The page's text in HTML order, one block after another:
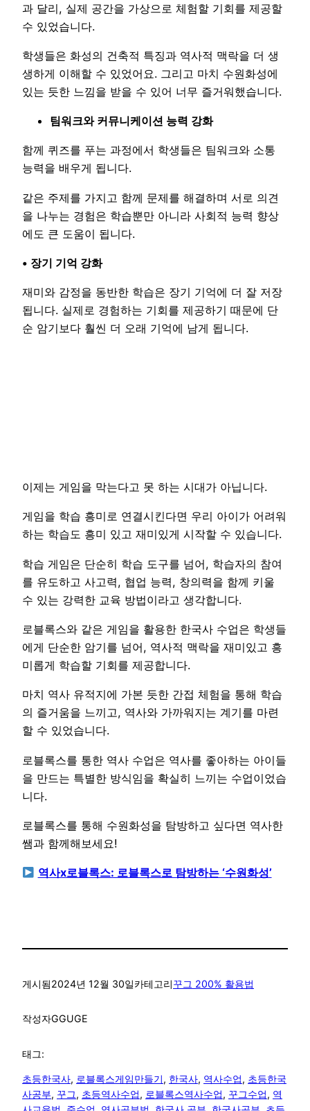
과 달리, 실제 공간을 가상으로 체험할 기회를 제공할
수 있었습니다.
학생들은 화성의 건축적 특징과 역사적 맥락을 더 생
생하게 이해할 수 있었어요. 그리고 마치 수원화성에
있는 듯한 느낌을 받을 수 있어 너무 즐거워했습니다.
팀워크와 커뮤니케이션 능력 강화
함께 퀴즈를 푸는 과정에서 학생들은 팀워크와 소통
능력을 배우게 됩니다.
같은 주제를 가지고 함께 문제를 해결하며 서로 의견
을 나누는 경험은 학습뿐만 아니라 사회적 능력 향상
에도 큰 도움이 됩니다.
• 장기 기억 강화
재미와 감정을 동반한 학습은 장기 기억에 더 잘 저장
됩니다. 실제로 경험하는 기회를 제공하기 때문에 단
순 암기보다 훨씬 더 오래 기억에 남게 됩니다.
이제는 게임을 막는다고 못 하는 시대가 아닙니다.
게임을 학습 흥미로 연결시킨다면 우리 아이가 어려워
하는 학습도 흥미 있고 재미있게 시작할 수 있습니다.
학습 게임은 단순히 학습 도구를 넘어, 학습자의 참여
를 유도하고 사고력, 협업 능력, 창의력을 함께 키울
수 있는 강력한 교육 방법이라고 생각합니다.
로블록스와 같은 게임을 활용한 한국사 수업은 학생들
에게 단순한 암기를 넘어, 역사적 맥락을 재미있고 흥
미롭게 학습할 기회를 제공합니다.
마치 역사 유적지에 가본 듯한 간접 체험을 통해 학습
의 즐거움을 느끼고, 역사와 가까워지는 계기를 마련
할 수 있었습니다.
로블록스를 통한 역사 수업은 역사를 좋아하는 아이들
을 만드는 특별한 방식임을 확실히 느끼는 수업이었습
니다.
로블록스를 통해 수원화성을 탐방하고 싶다면 역사한
쌤과 함께해보세요!
역사x로블록스: 로블록스로 탐방하는 ‘수원화성’
게시됨2024년 12월 30일카테고리꾸그 200% 활용법
작성자GGUGE
태그:
초등한국사, 로블록스게임만들기, 한국사, 역사수업, 초등한국
사공부, 꾸그, 초등역사수업, 로블록스역사수업, 꾸그수업, 역